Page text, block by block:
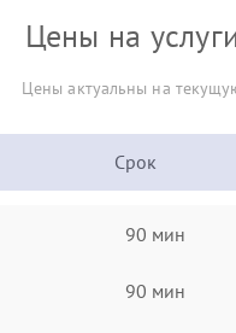
Цены на
Цены актуальны на
Срок
90 мин
90 мин